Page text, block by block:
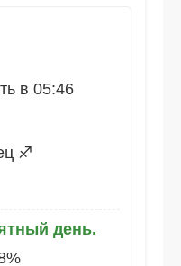
в 05:46
♐
день.